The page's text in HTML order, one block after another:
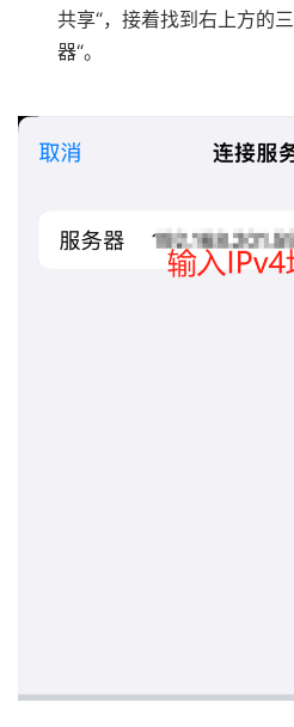
共享“，接着找到右上方的
器“。